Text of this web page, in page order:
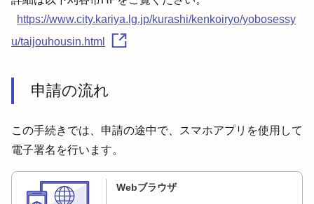
https://www.city.kariya.lg.jp/kurashi/kenkoiryo/yobosessy
u/taijouhousin.html
申請の流れ
この手続きでは、申請の途中で、スマホアプリを使用して
電子署名を行います。
Webブラウザ